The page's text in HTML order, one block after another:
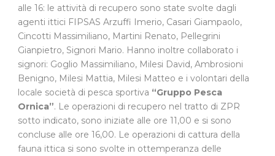
alle 16: le attività di recupero sono state svolte dagli
agenti ittici FIPSAS Arzuffi Imerio, Casari Giampaolo,
Cincotti Massimiliano, Martini Renato, Pellegrini
Gianpietro, Signori Mario. Hanno inoltre collaborato i
signori: Goglio Massimiliano, Milesi David, Ambrosioni
Benigno, Milesi Mattia, Milesi Matteo e i volontari della
locale società di pesca sportiva “Gruppo Pesca
Ornica”. Le operazioni di recupero nel tratto di ZPR
sotto indicato, sono iniziate alle ore 11,00 e si sono
concluse alle ore 16,00. Le operazioni di cattura della
fauna ittica si sono svolte in ottemperanza delle